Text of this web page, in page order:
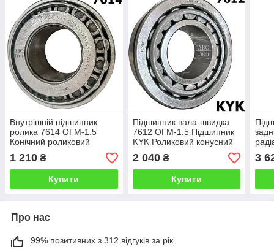
Внутрішній підшипник
ролика 7614 ОГМ-1.5
Конічний роликовий
Підшипник ОГМ
1 210 ₴
Купити
Підшипник вала-швидка
7612 ОГМ-1.5 Підшипник
KYK Роликовий конусний
2 040₴
Купити
3
Про нас
99% позитивних з 312 відгуків за рік